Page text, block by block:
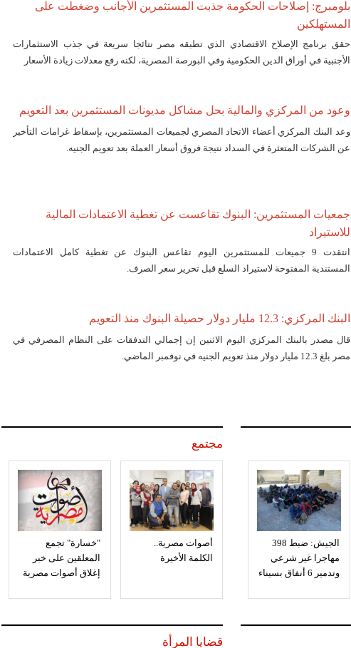
بلومبرج: إصلاحات الحكومة جذبت المستثمرين الأجانب وضغطت على
المستهلكين
حقق برنامج الإصلاح الاقتصادي الذي تطبقه مصر نتائجا سريعة في جذب الاستثمارات
الأجنبية في أوراق الدين الحكومية وفي البورصة المصرية، لكنه رفع معدلات زيادة الأسعار
وعود من المركزي والمالية بحل مشاكل مديونات المستثمرين بعد التعويم
وعد البنك المركزي أعضاء الاتحاد المصري لجميعات المستثمرين، بإسقاط غرامات التأخير
عن الشركات المتعثرة في السداد نتيجة فروق أسعار العملة بعد تعويم الجنيه.
جمعيات المستثمرين: البنوك تقاعست عن تغطية الاعتمادات المالية
للاستيراد
انتقدت 9 جميعات للمستثمرين اليوم تقاعس البنوك عن تغطية كامل الاعتمادات
المستندية المفتوحة لاستيراد السلع قبل تحرير سعر الصرف.
البنك المركزي: 12.3 مليار دولار حصيلة البنوك منذ التعويم
قال مصدر بالبنك المركزي اليوم الاثنين إن إجمالي التدفقات على النظام المصرفي في
مصر بلغ 12.3 مليار دولار منذ تعويم الجنيه في نوفمبر الماضي.
الجيش: ضبط 398
مهاجرا غير شرعي
وتدمير 6 أنفاق بسيناء
مجتمع
أصوات مصرية..
الكلمة الأخيرة
"خسارة" تجمع
المعلقين على خبر
إغلاق أصوات مصرية
قضايا المرأة